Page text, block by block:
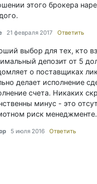
этого брокера
21 февраля 2017 Ответить
выбор для тех, кто
депозит от 5
о поставщиках
делает исполнение
счета. Никаких
минус - это
риск менеджменте.
5 июля 2016 Ответить